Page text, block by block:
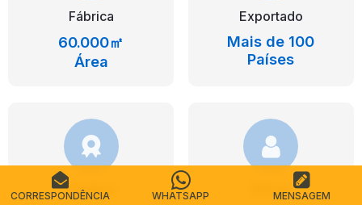
Fábrica
60.000㎡
Área
Exportado
Mais de 100
Países
Criativo Eficaz
CORRESPONDÊNCIA WHATSAPP MENSAGEM